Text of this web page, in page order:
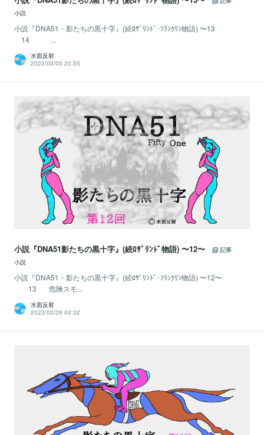
小説
小説『DNA51・影たちの黒十字』(続ﾛｻﾞﾘﾝﾄﾞ･ﾌﾗﾝｸﾘﾝ物語) 〜13
14 ...
水面反射
2023/03/03 20:35
小説『DNA51影たちの黒十字』(続ﾛｻﾞﾘﾝﾄﾞ物語) 〜12〜
記事
小説
小説『DNA51・影たちの黒十字』(続ﾛｻﾞﾘﾝﾄﾞ･ﾌﾗﾝｸﾘﾝ物語) 〜12〜
13 危険スモ...
水面反射
2023/02/26 00:32